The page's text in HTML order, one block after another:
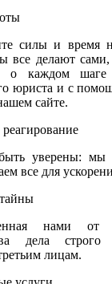
силы и время
делают сами,
о каждом
юриста и с
сайте.
уверены: мы
все для
нами от
дела
лицам.